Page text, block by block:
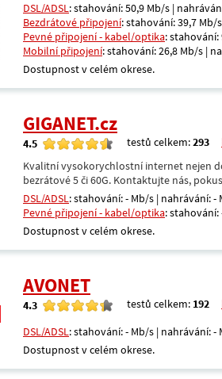
DSL/ADSL: stahování: 50,9 Mb/s |
Bezdrátové připojení: stahování: 39,7 Mb/
Pevné připojení - kabel/optika: stahování:
Mobilní připojení: stahování: 26,8 Mb/s |
Dostupnost v celém okrese.
GIGANET.cz
4.5 testů celkem:293
Kvalitní vysokorychlostní internet nejen
bezrátové 5 či 60G. Kontaktujte nás,
DSL/ADSL: stahování: - Mb/s | nahrávání: -
Pevné připojení - kabel/optika: stahování:
Dostupnost v celém okrese.
AVONET
4.3 testů celkem: 192
DSL/ADSL: stahování: - Mb/s | nahrávání: -
Dostupnost v celém okrese.